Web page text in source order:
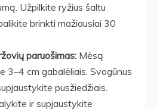
Užpilkite ryžius šaltu
brinkti mažiausiai 30
paruošimas: Mėsą
3–4 cm gabalėliais. Svogūnus
pusžiedžiais.
ir supjaustykite